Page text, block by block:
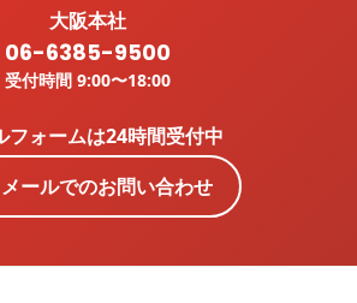
大阪本社
06-6385-9500
受付時間 9:00〜18:00
フォームは24時間受付中
メールでのお問い合わせ